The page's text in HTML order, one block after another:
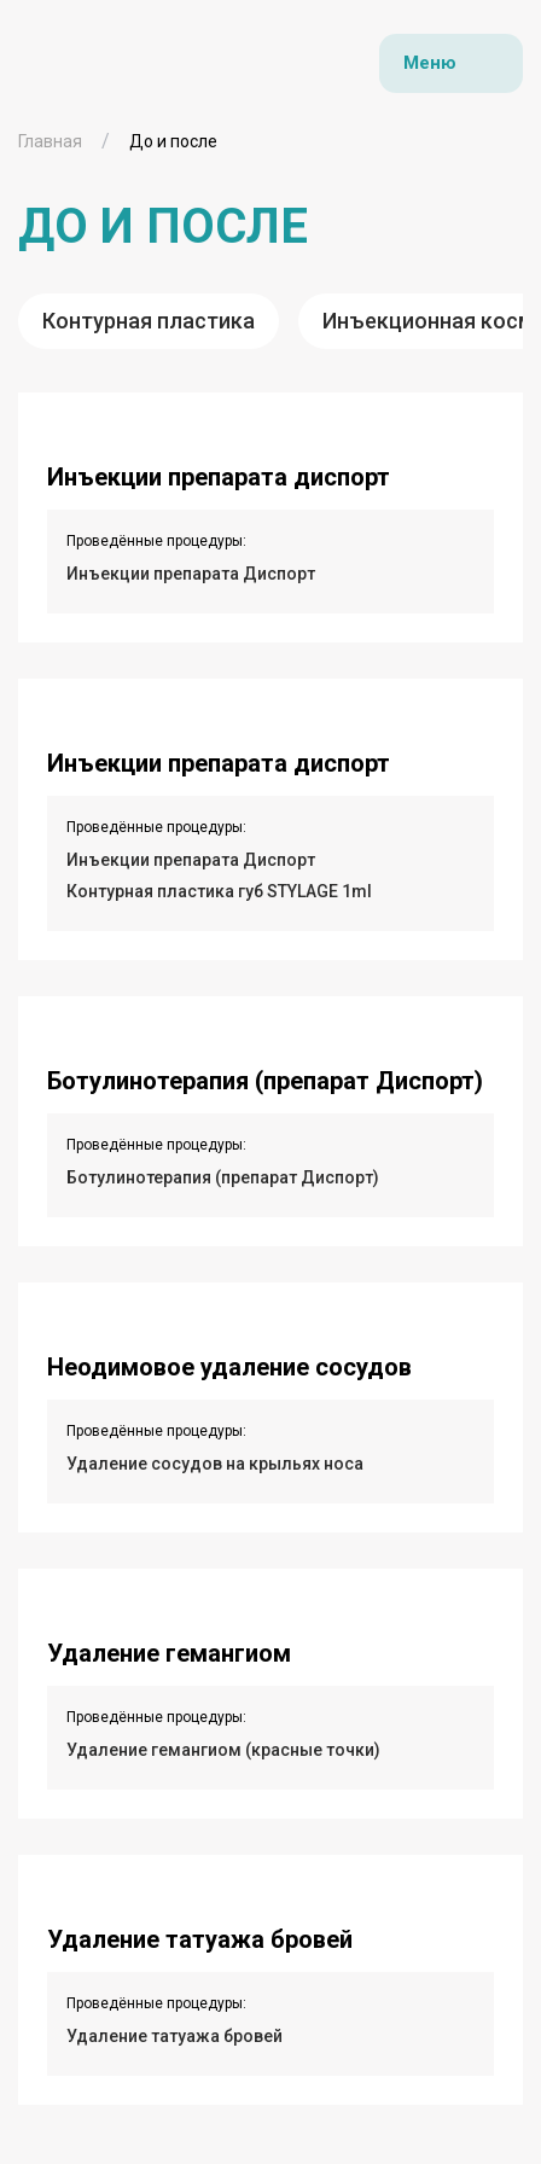
Меню
Главная До и после
ДО И ПОСЛЕ
Контурная пластика Инъекционная
Инъекции препарата диспорт
Проведённые процедуры:
Инъекции препарата Диспорт
Инъекции препарата диспорт
Проведённые процедуры:
Инъекции препарата Диспорт
Контурная пластика губ STYLAGE 1ml
Ботулинотерапия (препарат Диспорт)
Проведённые процедуры:
Ботулинотерапия (препарат Диспорт)
Неодимовое удаление сосудов
Проведённые процедуры:
Удаление сосудов на крыльях носа
Удаление гемангиом
Проведённые процедуры:
Удаление гемангиом (красные точки)
Удаление татуажа бровей
Проведённые процедуры:
Удаление татуажа бровей